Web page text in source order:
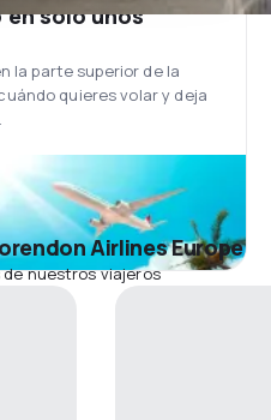
en solo unos
la parte superior de la
quieres volar y deja
Airlines Europe
nuestros viajeros